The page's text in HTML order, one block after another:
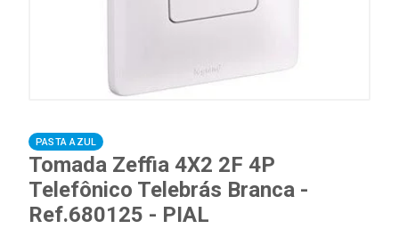
PASTA AZUL
Tomada Zeffia 4X2 2F 4P
Telefônico Telebrás Branca -
Ref.680125 - PIAL